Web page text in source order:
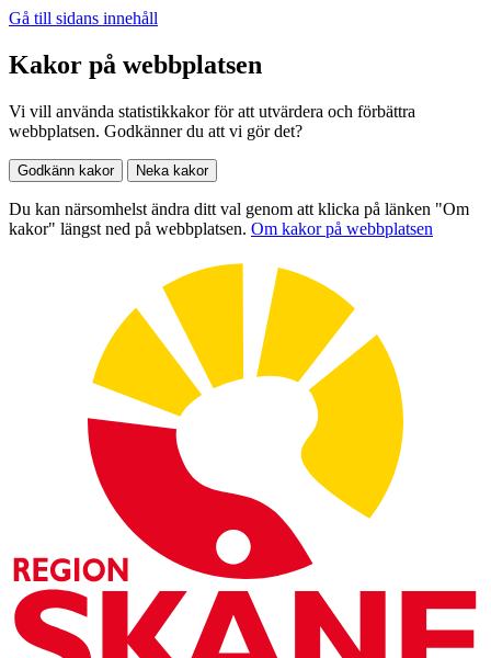
Gå till sidans innehåll
Kakor på webbplatsen
Vi vill använda statistikkakor för att utvärdera och förbättra
webbplatsen. Godkänner du att vi gör det?
Godkänn kakor Neka kakor
Du kan närsomhelst ändra ditt val genom att klicka på länken "Om
kakor" längst ned på webbplatsen. Om kakor på webbplatsen